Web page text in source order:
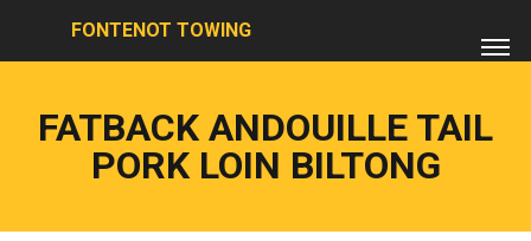
FONTENOT TOWING
FATBACK ANDOUILLE TAIL
PORK LOIN BILTONG